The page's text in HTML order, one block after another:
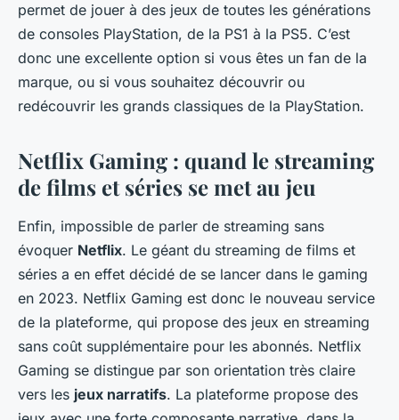
permet de jouer à des jeux de toutes les générations
de consoles PlayStation, de la PS1 à la PS5. C’est
donc une excellente option si vous êtes un fan de la
marque, ou si vous souhaitez découvrir ou
redécouvrir les grands classiques de la PlayStation.
Netflix Gaming : quand le streaming
de films et séries se met au jeu
Enfin, impossible de parler de streaming sans
évoquer Netflix. Le géant du streaming de films et
séries a en effet décidé de se lancer dans le gaming
en 2023. Netflix Gaming est donc le nouveau service
de la plateforme, qui propose des jeux en streaming
sans coût supplémentaire pour les abonnés. Netflix
Gaming se distingue par son orientation très claire
vers les jeux narratifs. La plateforme propose des